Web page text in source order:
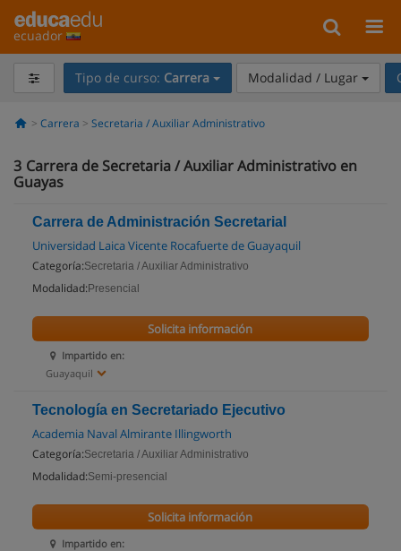
ecuador
Tipo de curso: Carrera Modalidad / Lugar
Carrera Secretaria / Auxiliar Administrativo
3 Carrera de Secretaria / Auxiliar Administrativo en
Guayas
Carrera de Administración Secretarial
Universidad Laica Vicente Rocafuerte de Guayaquil
Categoría:Secretaria / Auxiliar Administrativo
Modalidad: Presencial
Impartido en:
Guayaquil
Solicita información
Tecnología en Secretariado Ejecutivo
Academia Naval Almirante Illingworth
Categoría:Secretaria / Auxiliar Administrativo
Modalidad:Semi-presencial
Impartido en:
Solicita información